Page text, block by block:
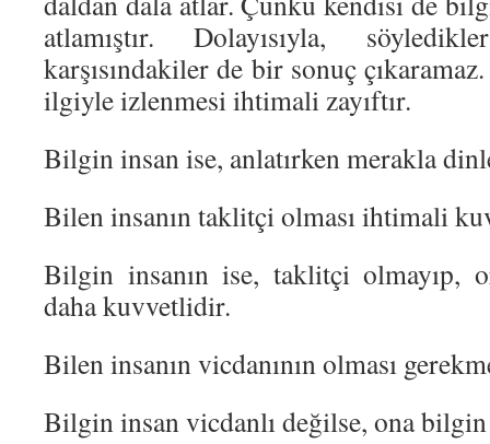
atlamıştır. Dolayısıyla,
karşısındakiler de bir sonuç
ilgiyle izlenmesi ihtimali zayıftır.
Bilgin insan ise, anlatırken merakla
Bilen insanın taklitçi olması ihtimali
Bilgin insanın ise, taklitçi olmayıp,
daha kuvvetlidir.
Bilen insanın vicdanının olması
Bilgin insan vicdanlı değilse, ona